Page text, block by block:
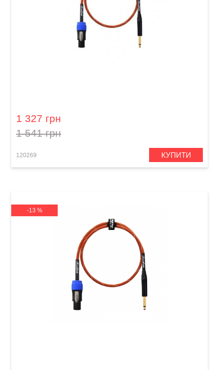
1 327 грн
1 541 грн
120269 КУПИТИ
-13 %